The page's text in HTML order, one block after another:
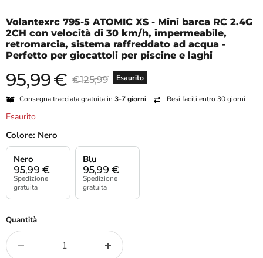
Volantexrc 795-5 ATOMIC XS - Mini barca RC 2.4G
2CH con velocità di 30 km/h, impermeabile,
retromarcia, sistema raffreddato ad acqua -
Perfetto per giocattoli per piscine e laghi
Esaurito
Prezzo attuale
95,99€ Prezzo originale
€125,99
Consegna tracciata gratuita in 3-7 giorni Resi facili entro 30 giorni
Esaurito
Colore: Nero
95,99 €
Nero
Spedizione
gratuita
95,99 €
Blu
Spedizione
gratuita
Quantità